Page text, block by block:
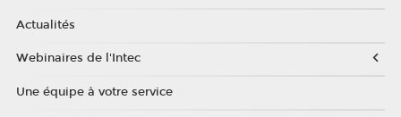
Actualités
Webinaires de l'Intec
Une équipe à votre service